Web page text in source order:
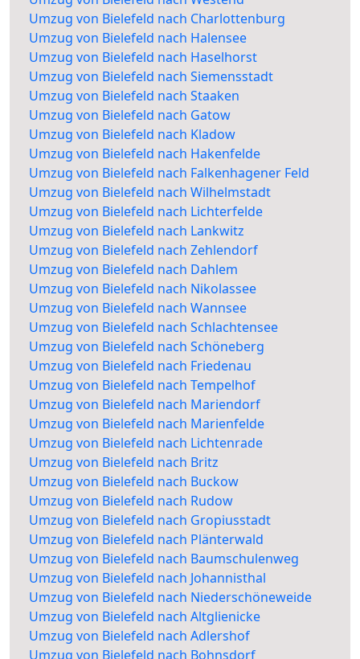
Umzug von Bielefeld nach Charlottenburg
Umzug von Bielefeld nach Halensee
Umzug von Bielefeld nach Haselhorst
Umzug von Bielefeld nach Siemensstadt
Umzug von Bielefeld nach Staaken
Umzug von Bielefeld nach Gatow
Umzug von Bielefeld nach Kladow
Umzug von Bielefeld nach Hakenfelde
Umzug von Bielefeld nach Falkenhagener Feld
Umzug von Bielefeld nach Wilhelmstadt
Umzug von Bielefeld nach Lichterfelde
Umzug von Bielefeld nach Lankwitz
Umzug von Bielefeld nach Zehlendorf
Umzug von Bielefeld nach Dahlem
Umzug von Bielefeld nach Nikolassee
Umzug von Bielefeld nach Wannsee
Umzug von Bielefeld nach Schlachtensee
Umzug von Bielefeld nach Schöneberg
Umzug von Bielefeld nach Friedenau
Umzug von Bielefeld nach Tempelhof
Umzug von Bielefeld nach Mariendorf
Umzug von Bielefeld nach Marienfelde
Umzug von Bielefeld nach Lichtenrade
Umzug von Bielefeld nach Britz
Umzug von Bielefeld nach Buckow
Umzug von Bielefeld nach Rudow
Umzug von Bielefeld nach Gropiusstadt
Umzug von Bielefeld nach Plänterwald
Umzug von Bielefeld nach Baumschulenweg
Umzug von Bielefeld nach Johannisthal
Umzug von Bielefeld nach Niederschöneweide
Umzug von Bielefeld nach Altglienicke
Umzug von Bielefeld nach Adlershof
Umzug von Bielefeld nach Bohnsdorf